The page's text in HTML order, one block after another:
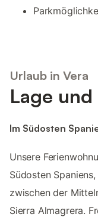
Urlaub in Vera
Lage
Im Südosten
Unsere
Südosten
zwischen der
Sierra Almagrera.